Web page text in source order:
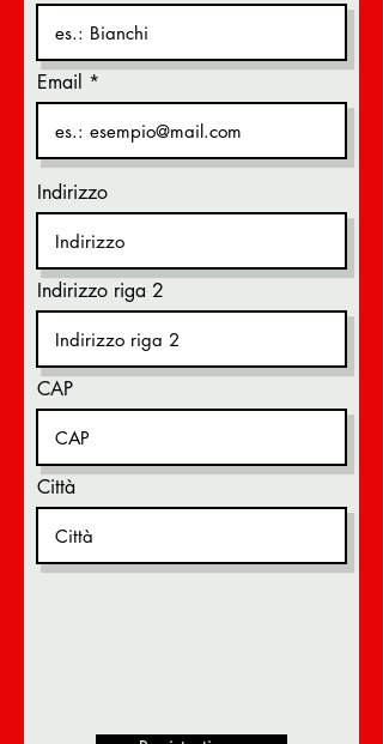
Email
Indirizzo
Indirizzo riga 2
CAP
Città